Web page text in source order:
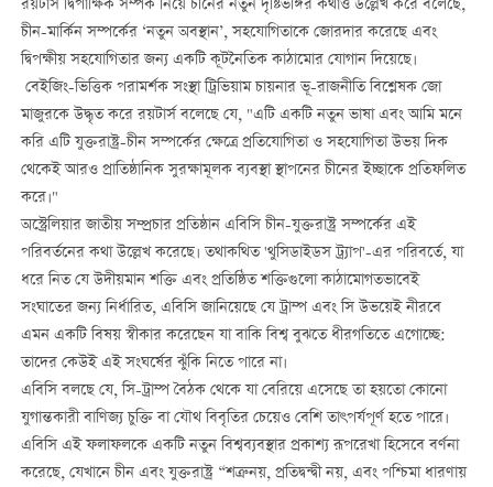
রয়টার্স দ্বিপাক্ষিক সম্পর্ক নিয়ে চীনের নতুন দৃষ্টিভঙ্গির কথাও উল্লেখ করে বলেছে,
চীন-মার্কিন সম্পর্কের ‘নতুন অবস্থান’, সহযোগিতাকে জোরদার করেছে এবং
দ্বিপক্ষীয় সহযোগিতার জন্য একটি কূটনৈতিক কাঠামোর যোগান দিয়েছে।
বেইজিং-ভিত্তিক পরামর্শক সংস্থা ট্রিভিয়াম চায়নার ভূ-রাজনীতি বিশ্লেষক জো
মাজুরকে উদ্ধৃত করে রয়টার্স বলেছে যে, "এটি একটি নতুন ভাষা এবং আমি মনে
করি এটি যুক্তরাষ্ট্র-চীন সম্পর্কের ক্ষেত্রে প্রতিযোগিতা ও সহযোগিতা উভয় দিক
থেকেই আরও প্রাতিষ্ঠানিক সুরক্ষামূলক ব্যবস্থা স্থাপনের চীনের ইচ্ছাকে প্রতিফলিত
করে।"
অস্ট্রেলিয়ার জাতীয় সম্প্রচার প্রতিষ্ঠান এবিসি চীন-যুক্তরাষ্ট্র সম্পর্কের এই
পরিবর্তনের কথা উল্লেখ করেছে। তথাকথিত 'থুসিডাইডস ট্র্যাপ'-এর পরিবর্তে, যা
ধরে নিত যে উদীয়মান শক্তি এবং প্রতিষ্ঠিত শক্তিগুলো কাঠামোগতভাবেই
সংঘাতের জন্য নির্ধারিত, এবিসি জানিয়েছে যে ট্রাম্প এবং সি উভয়েই নীরবে
এমন একটি বিষয় স্বীকার করেছেন যা বাকি বিশ্ব বুঝতে ধীরগতিতে এগোচ্ছে:
তাদের কেউই এই সংঘর্ষের ঝুঁকি নিতে পারে না।
এবিসি বলছে যে, সি-ট্রাম্প বৈঠক থেকে যা বেরিয়ে এসেছে তা হয়তো কোনো
যুগান্তকারী বাণিজ্য চুক্তি বা যৌথ বিবৃতির চেয়েও বেশি তাৎপর্যপূর্ণ হতে পারে।
এবিসি এই ফলাফলকে একটি নতুন বিশ্বব্যবস্থার প্রকাশ্য রূপরেখা হিসেবে বর্ণনা
করেছে, যেখানে চীন এবং যুক্তরাষ্ট্র “শত্রু নয়, প্রতিদ্বন্দ্বী নয়, এবং পশ্চিমা ধারণায়